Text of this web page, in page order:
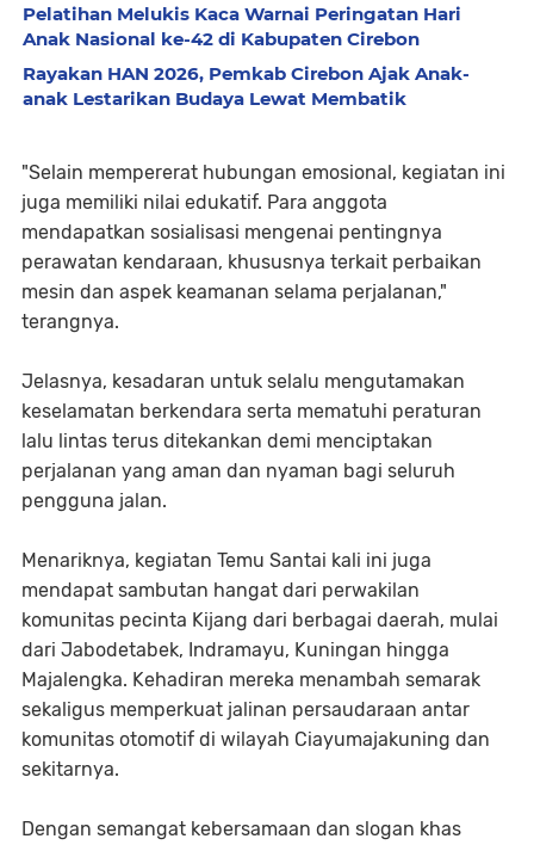
Pelatihan Melukis Kaca Warnai Peringatan Hari
Anak Nasional ke-42 di Kabupaten Cirebon
Rayakan HAN 2026, Pemkab Cirebon Ajak Anak-
anak Lestarikan Budaya Lewat Membatik
"Selain mempererat hubungan emosional, kegiatan ini
juga memiliki nilai edukatif. Para anggota
mendapatkan sosialisasi mengenai pentingnya
perawatan kendaraan, khususnya terkait perbaikan
mesin dan aspek keamanan selama perjalanan,"
terangnya.
Jelasnya, kesadaran untuk selalu mengutamakan
keselamatan berkendara serta mematuhi peraturan
lalu lintas terus ditekankan demi menciptakan
perjalanan yang aman dan nyaman bagi seluruh
pengguna jalan.
Menariknya, kegiatan Temu Santai kali ini juga
mendapat sambutan hangat dari perwakilan
komunitas pecinta Kijang dari berbagai daerah, mulai
dari Jabodetabek, Indramayu, Kuningan hingga
Majalengka. Kehadiran mereka menambah semarak
sekaligus memperkuat jalinan persaudaraan antar
komunitas otomotif di wilayah Ciayumajakuning dan
sekitarnya.
Dengan semangat kebersamaan dan slogan khas